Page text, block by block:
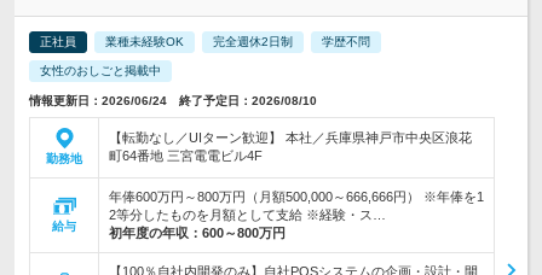
正社員 業種未経験OK 完全週休2日制 学歴不問
女性のおしごと掲載中
情報更新日：2026/06/24 終了予定日：2026/08/10
勤務地
【転勤なし／UIターン歓迎】 本社／兵庫県神戸市中央区浪花
町64番地 三宮電電ビル4F
給与
年俸600万円～800万円（月額500,000～666,666円） ※年俸を1
2等分したものを月額として支給 ※経験・ス…
初年度の年収： 600～800万円
【100％自社内開発のみ】自社POSシステムの企画・設計・開